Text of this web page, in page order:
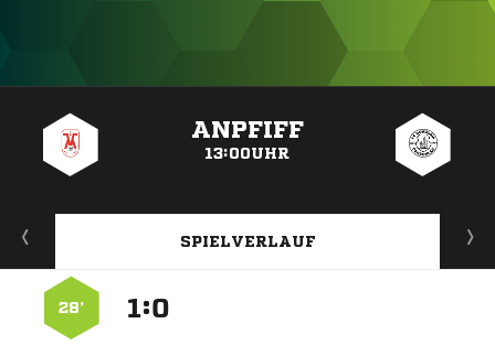
ANPFIFF
13:00UHR
SPIELVERLAUF
:
28’